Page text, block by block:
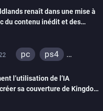
one
nintendo 64
renaît dans une mise à
du contenu inédit et des
pc
ps4
l’utilisation de l’IA
sa couverture de Kingdom